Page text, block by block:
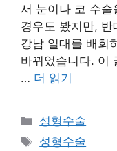
서 눈이나 코 수
경우도 봤지만,
강남 일대를 배회
바뀌었습니다. 이
… 더 읽기
카
테
성형수술
태
성형수술